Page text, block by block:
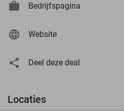
Bedrijfspagina
Website
Deel deze deal
Locaties